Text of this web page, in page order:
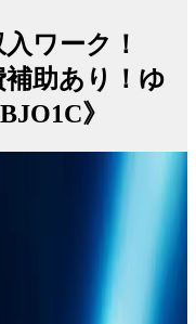
ワーク！
補助あり！ゆ
》